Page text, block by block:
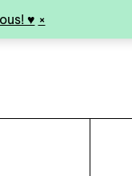
♥︎ ×